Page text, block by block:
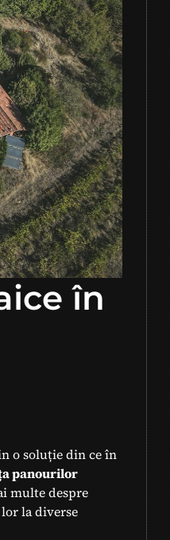
în
o soluție din ce în
panourilor
multe despre
lor la diverse